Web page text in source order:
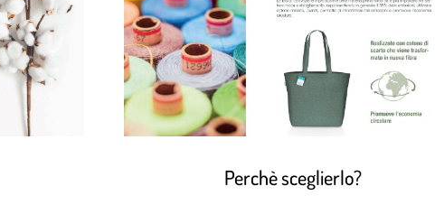
Perchè sceglierlo?